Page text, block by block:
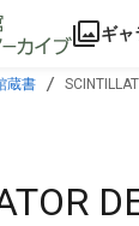
ギャ
蔵書